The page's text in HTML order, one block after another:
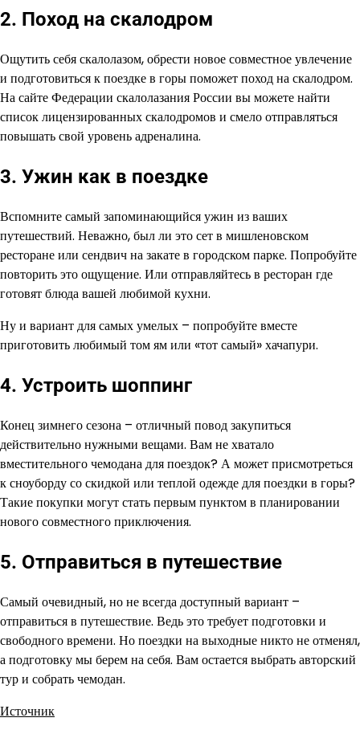
2. Поход на скалодром
Ощутить себя скалолазом, обрести новое совместное увлечение
и подготовиться к поездке в горы поможет поход на скалодром.
На сайте Федерации скалолазания России вы можете найти
список лицензированных скалодромов и смело отправляться
повышать свой уровень адреналина.
3. Ужин как в поездке
Вспомните самый запоминающийся ужин из ваших
путешествий. Неважно, был ли это сет в мишленовском
ресторане или сендвич на закате в городском парке. Попробуйте
повторить это ощущение. Или отправляйтесь в ресторан где
готовят блюда вашей любимой кухни.
Ну и вариант для самых умелых – попробуйте вместе
приготовить любимый том ям или «тот самый» хачапури.
4. Устроить шоппинг
Конец зимнего сезона – отличный повод закупиться
действительно нужными вещами. Вам не хватало
вместительного чемодана для поездок? А может присмотреться
к сноуборду со скидкой или теплой одежде для поездки в горы?
Такие покупки могут стать первым пунктом в планировании
нового совместного приключения.
5. Отправиться в путешествие
Самый очевидный, но не всегда доступный вариант –
отправиться в путешествие. Ведь это требует подготовки и
свободного времени. Но поездки на выходные никто не отменял,
а подготовку мы берем на себя. Вам остается выбрать авторский
тур и собрать чемодан.
Источник